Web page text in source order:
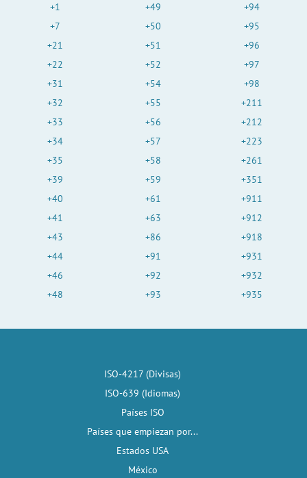
+1
+7
+21
+22
+31
+32
+33
+34
+35
+39
+40
+41
+43
+44
+46
+48
+49
+50
+51
+52
+54
+55
+56
+57
+58
+59
+61
+63
+86
+91
+92
+93
+94
+95
+96
+97
+98
+211
+212
+223
+261
+351
+911
+912
+918
+931
+932
+935
ISO-4217 (Divisas)
ISO-639 (Idiomas)
Países ISO
Países que empiezan por...
Estados USA
México